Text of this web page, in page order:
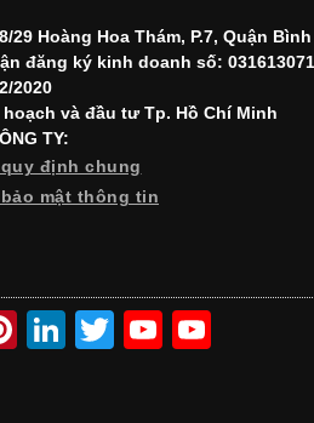
Hoàng Hoa Thám, P.7, Quận Bình
đăng ký kinh doanh số:
2020
và đầu tư Tp. Hồ Chí Minh
TY:
định chung
mật thông tin
Pi
Li
T
Y